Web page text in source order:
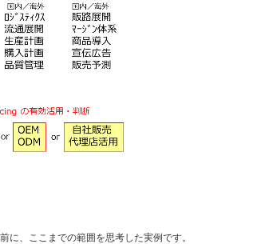
に、ここまでの範囲を思考した実例です。